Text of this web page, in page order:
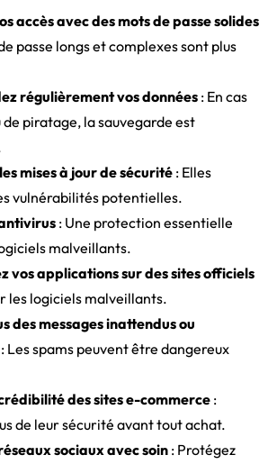
accès avec des mots de passe solides
passe longs et complexes sont plus
régulièrement vos données : En cas
piratage, la sauvegarde est
mises à jour de sécurité : Elles
vulnérabilités potentielles.
: Une protection essentielle
malveillants.
vos applications sur des sites officiels
les logiciels malveillants.
des messages inattendus ou
: Les spams peuvent être dangereux
des sites e-commerce :
de leur sécurité avant tout achat.
sociaux avec soin : Protégez